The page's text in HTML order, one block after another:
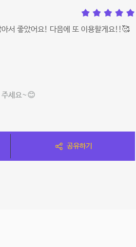
아서 좋았어요! 다음에 또 이용할게요!!🥰
주세요~😊
공유하기